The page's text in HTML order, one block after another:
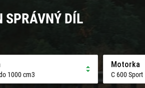
SPRÁVNÝ DÍL
1000 cm3
Motorka
C 600 Sport